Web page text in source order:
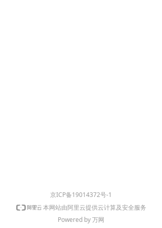
京ICP备19014372号-1
本网站由阿里云提供云计算及安全服务
Powered by 万网